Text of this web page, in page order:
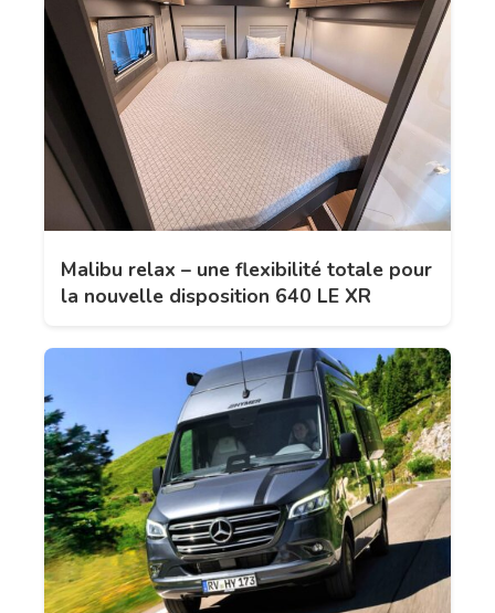
Malibu relax – une flexibilité totale pour
la nouvelle disposition 640 LE XR